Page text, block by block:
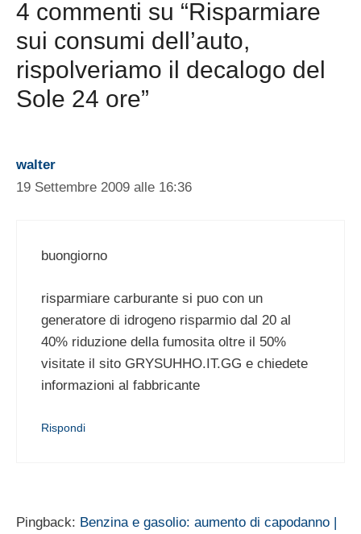
4 commenti su “Risparmiare
sui consumi dell’auto,
rispolveriamo il decalogo del
Sole 24 ore”
walter
19 Settembre 2009 alle 16:36
buongiorno
risparmiare carburante si puo con un
generatore di idrogeno risparmio dal 20 al
40% riduzione della fumosita oltre il 50%
visitate il sito GRYSUHHO.IT.GG e chiedete
informazioni al fabbricante
Rispondi
Pingback: Benzina e gasolio: aumento di capodanno |